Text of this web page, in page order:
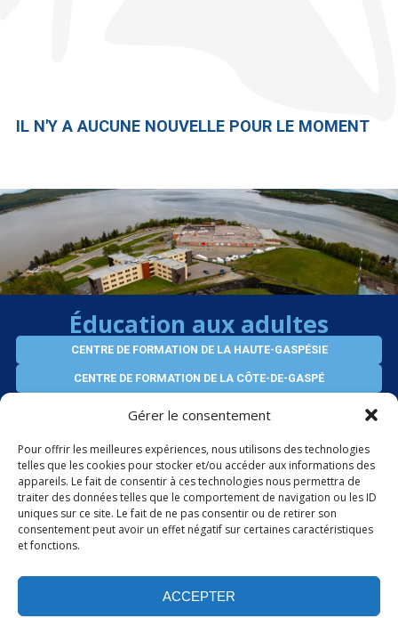
Gérer le consentement
Pour offrir les meilleures expériences, nous utilisons des technologies
telles que les cookies pour stocker et/ou accéder aux informations des
appareils. Le fait de consentir à ces technologies nous permettra de
traiter des données telles que le comportement de navigation ou les ID
uniques sur ce site. Le fait de ne pas consentir ou de retirer son
consentement peut avoir un effet négatif sur certaines caractéristiques
et fonctions.
ACCEPTER
IL N'Y A AUCUNE NOUVELLE POUR LE MOMENT
Éducation aux adultes
CENTRE DE FORMATION DE LA HAUTE-GASPÉSIE
CENTRE DE FORMATION DE LA CÔTE-DE-GASPÉ
SERVICES AUX ENTREPRISES
ÉLÈVES INTERNATIONAUX